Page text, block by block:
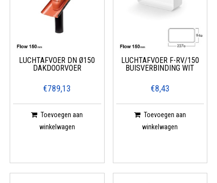
LUCHTAFVOER DN Ø150
DAKDOORVOER
€789,13
Toevoegen aan
winkelwagen
LUCHTAFVOER F-RV/150
BUISVERBINDING WIT
€8,43
Toevoegen aan
winkelwagen